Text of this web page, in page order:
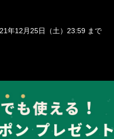
年12月25日（土）23:59 まで